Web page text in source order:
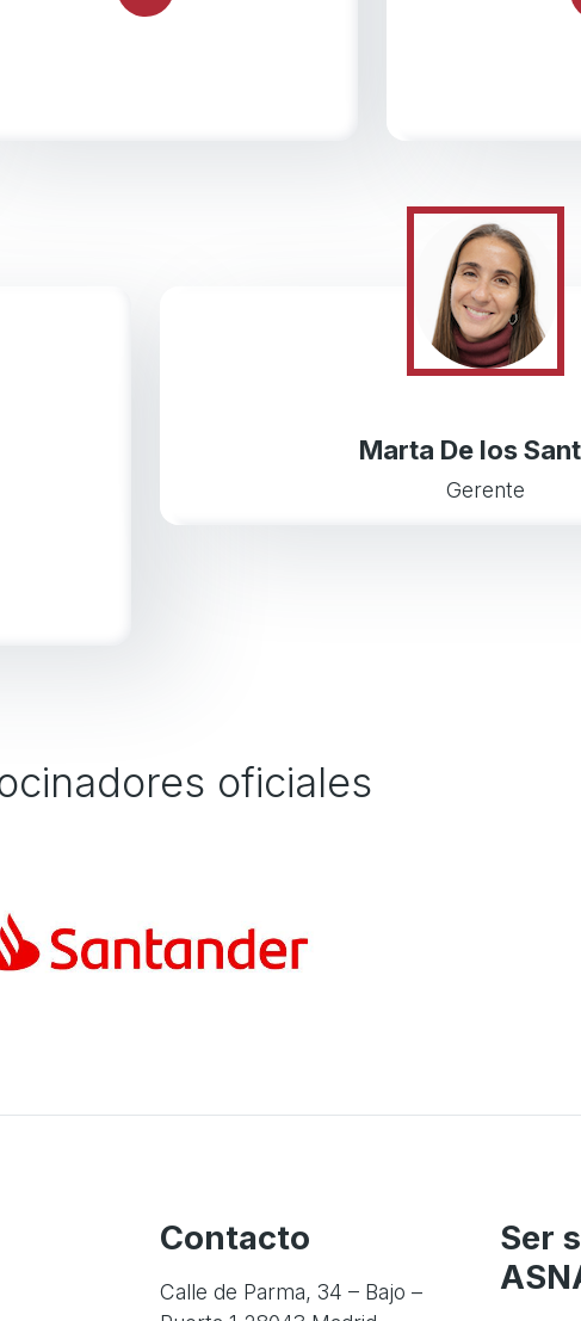
Marta De los
Gerente
oficiales
Contacto
Calle de Parma, 34 – Bajo –
Ser